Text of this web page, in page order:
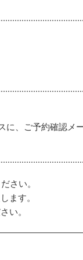
に、ご予約確認メ
さい。
ます。
い。